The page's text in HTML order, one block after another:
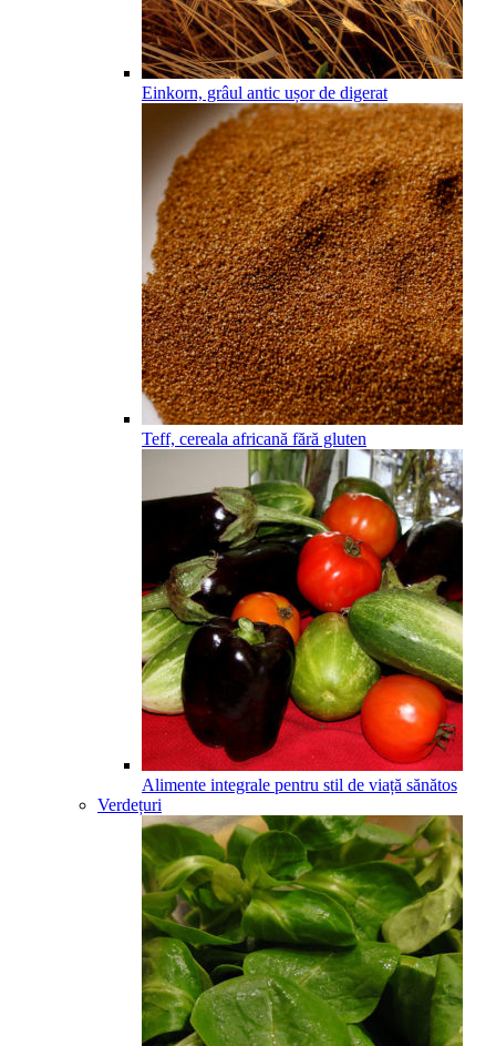
Einkorn, grâul antic ușor de digerat
Teff, cereala africană fără gluten
Alimente integrale pentru stil de viață sănătos
Verdețuri